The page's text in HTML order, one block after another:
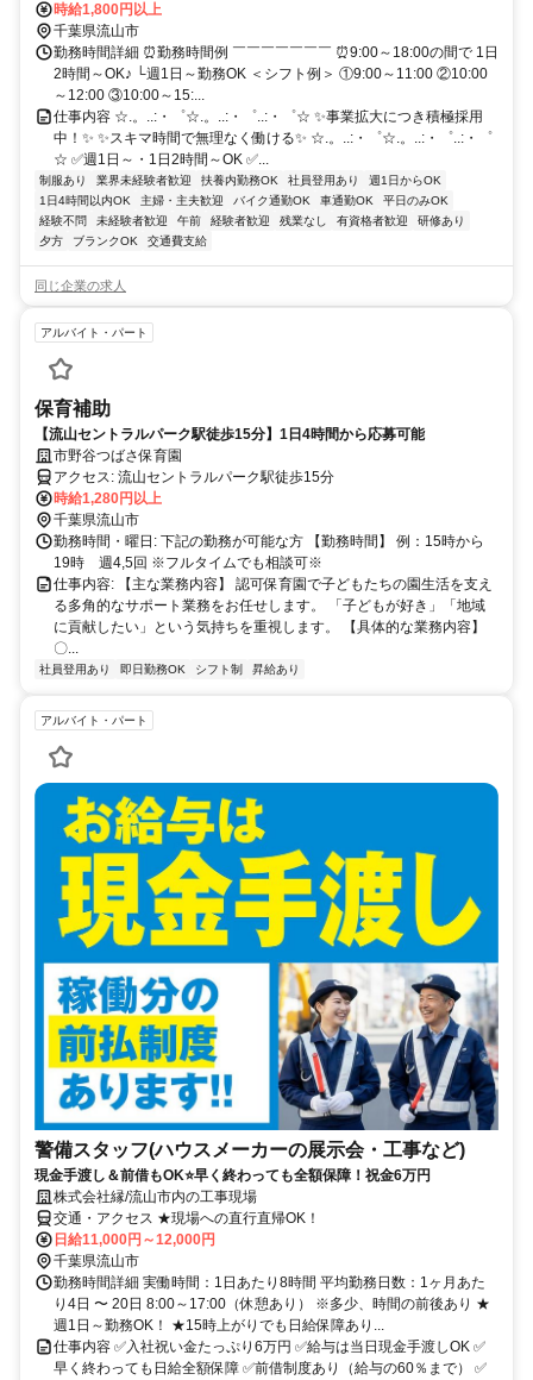
ら徒歩10分 ★車・バイク通勤OK
時給1,800円以上
千葉県流山市
勤務時間詳細 ⏰勤務時間例 ￣￣￣￣￣￣￣ ⏰9:00～18:00の間で 1日
2時間～OK♪ └週1日～勤務OK ＜シフト例＞ ①9:00～11:00 ②10:00
～12:00 ③10:00～15:...
仕事内容 ☆.。..:・゜☆.。..:・゜..:・゜☆ ✨事業拡大につき積極採用
中！✨ ✨スキマ時間で無理なく働ける✨ ☆.。..:・゜☆.。..:・゜..:・゜
☆ ✅週1日～・1日2時間～OK ✅...
制服あり 業界未経験者歓迎 扶養内勤務OK 社員登用あり
週1日からOK
1日4時間以内OK
主婦・主夫歓迎 バイク通勤OK 車通勤OK
平日のみOK
経験不問
未経験者歓迎 午前 経験者歓迎 残業なし 有資格者歓迎
研修あり
夕方
ブランクOK 交通費支給
同じ企業の求人
アルバイト・パート
保育補助
【流山セントラルパーク駅徒歩15分】1日4時間から応募可能
市野谷つばさ保育園
アクセス: 流山セントラルパーク駅徒歩15分
時給1,280円以上
千葉県流山市
勤務時間・曜日: 下記の勤務が可能な方 【勤務時間】 例：15時から
19時 週4,5回 ※フルタイムでも相談可※
仕事内容: 【主な業務内容】 認可保育園で子どもたちの園生活を支え
る多角的なサポート業務をお任せします。 「子どもが好き」「地域
に貢献したい」という気持ちを重視します。 【具体的な業務内容】
〇...
社員登用あり 即日勤務OK シフト制 昇給あり
アルバイト・パート
警備スタッフ(ハウスメーカーの展示会・工事など)
現金手渡し＆前借もOK⭐早く終わっても全額保障！祝金6万円
株式会社縁/流山市内の工事現場
交通・アクセス ★現場への直行直帰OK！
日給11,000円～12,000円
千葉県流山市
勤務時間詳細 実働時間：1日あたり8時間 平均勤務日数：1ヶ月あた
り4日 〜 20日 8:00～17:00（休憩あり） ※多少、時間の前後あり ★
週1日～勤務OK！ ★15時上がりでも日給保障あり...
仕事内容 ✅入社祝い金たっぷり6万円 ✅給与は当日現金手渡しOK ✅
早く終わっても日給全額保障 ✅前借制度あり（給与の60％まで） ✅